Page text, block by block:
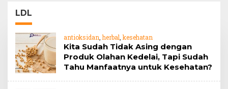
LDL
antioksidan ,herbal kesehatan
Kita Sudah Tidak Asing dengan
Produk Olahan Kedelai, Tapi Sudah
Tahu Manfaatnya untuk Kesehatan?